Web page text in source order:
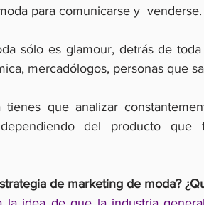
para comunicarse y  venderse.
sólo es glamour, detrás de
mercadólogos, personas que
tienes que analizar
del producto
de marketing de moda?